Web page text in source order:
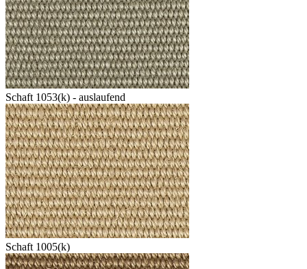
Schaft 1053(k) - auslaufend
Schaft 1005(k)